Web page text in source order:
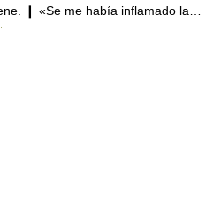
❙ «Se me había inflamado la…